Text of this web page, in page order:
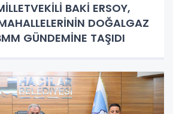
BAKİ ERSOY,
DOĞALGAZ
GÜNDEMİNE TAŞIDI